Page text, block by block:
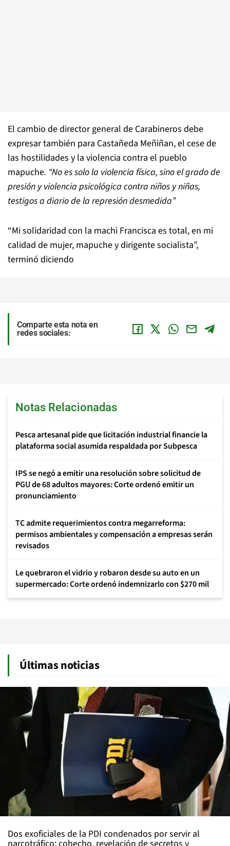
El cambio de director general de Carabineros debe
expresar también para Castañeda Meñiñan, el cese de
las hostilidades y la violencia contra el pueblo
mapuche. “No es solo la violencia física, sino el grado de
presión y violencia psicológica contra niños y niñas,
testigos a diario de la represión desmedida”
“Mi solidaridad con la machi Francisca es total, en mi
calidad de mujer, mapuche y dirigente socialista”,
terminó diciendo
Comparte esta nota en
redes sociales:
Notas Relacionadas
Pesca artesanal pide que licitación industrial financie la
plataforma social asumida respaldada por Subpesca
IPS se negó a emitir una resolución sobre solicitud de
PGU de 68 adultos mayores: Corte ordenó emitir un
pronunciamiento
TC admite requerimientos contra megarreforma:
permisos ambientales y compensación a empresas serán
revisados
Le quebraron el vidrio y robaron desde su auto en un
supermercado: Corte ordenó indemnizarlo con $270 mil
Últimas noticias
Dos exoficiales de la PDI condenados por servir al